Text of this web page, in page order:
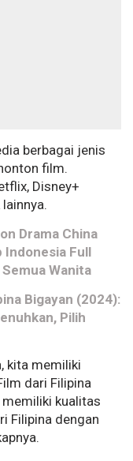
berbagai jenis
film.
Disney+
Drama China
Indonesia Full
Wanita
Bigayan (2024):
Pilih
kita memiliki
dari Filipina
kualitas
Filipina dengan